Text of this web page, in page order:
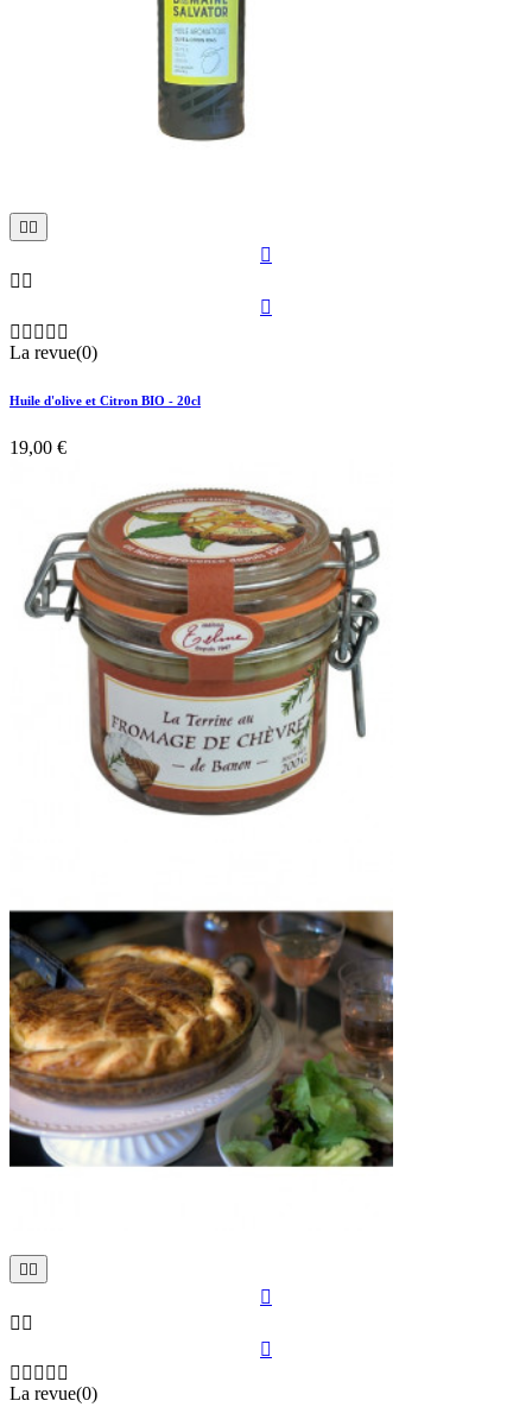
 

 

    
La revue(0)
Huile d'olive et Citron BIO - 20cl
19,00 €
 

 

    
La revue(0)